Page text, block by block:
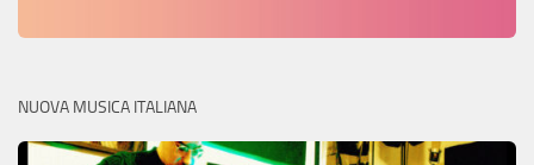
NUOVA MUSICA ITALIANA